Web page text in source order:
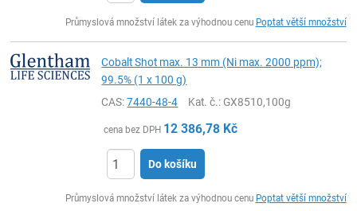
Průmyslová množství látek za výhodnou cenu Poptat větší množství
Cobalt Shot max. 13 mm (Ni max. 2000 ppm);
99.5% (1 x 100 g)
CAS:7440-48-4 Kat. č.: GX8510,100g
cena bez DPH 12 386,78 Kč
Do košíku
Průmyslová množství látek za výhodnou cenu Poptat větší množství